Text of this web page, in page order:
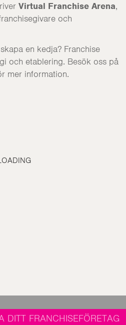
Virtual Franchise Arena,
och
en kedja? Franchise
och etablering. Besök oss på
mer information.
DITT FRANCHISEFÖRETAG